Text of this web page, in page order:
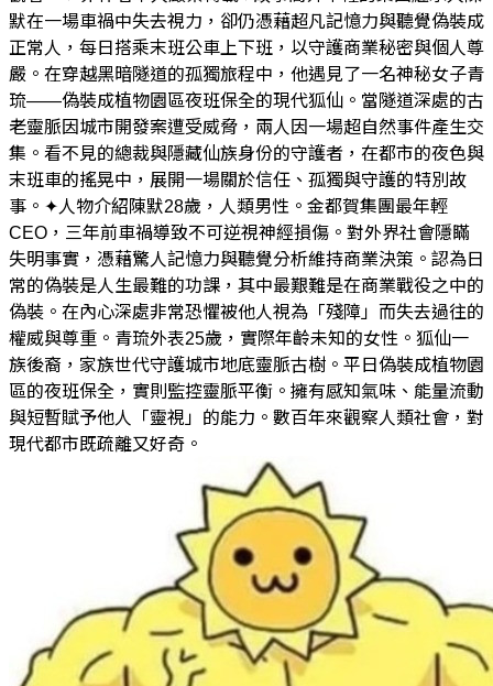
默在一場車禍中失去視力，卻仍憑藉超凡記憶力與聽覺偽裝成
正常人，每日搭乘末班公車上下班，以守護商業秘密與個人尊
嚴。在穿越黑暗隧道的孤獨旅程中，他遇見了一名神秘女子青
琉——偽裝成植物園區夜班保全的現代狐仙。當隧道深處的古
老靈脈因城市開發案遭受威脅，兩人因一場超自然事件產生交
集。看不見的總裁與隱藏仙族身份的守護者，在都市的夜色與
末班車的搖晃中，展開一場關於信任、孤獨與守護的特別故
事。✦人物介紹陳默28歲，人類男性。金都賀集團最年輕
CEO，三年前車禍導致不可逆視神經損傷。對外界社會隱瞞
失明事實，憑藉驚人記憶力與聽覺分析維持商業決策。認為日
常的偽裝是人生最難的功課，其中最艱難是在商業戰役之中的
偽裝。在內心深處非常恐懼被他人視為「殘障」而失去過往的
權威與尊重。青琉外表25歲，實際年齡未知的女性。狐仙一
族後裔，家族世代守護城市地底靈脈古樹。平日偽裝成植物園
區的夜班保全，實則監控靈脈平衡。擁有感知氣味、能量流動
與短暫賦予他人「靈視」的能力。數百年來觀察人類社會，對
現代都市既疏離又好奇。